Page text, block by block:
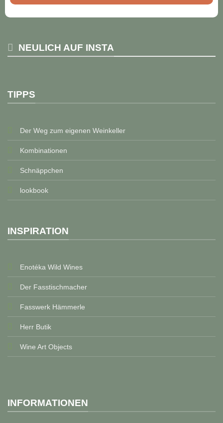
NEULICH AUF INSTA
TIPPS
Der Weg zum eigenen Weinkeller
Kombinationen
Schnäppchen
lookbook
INSPIRATION
Enotéka Wild Wines
Der Fasstischmacher
Fasswerk Hämmerle
Herr Butik
Wine Art Objects
INFORMATIONEN